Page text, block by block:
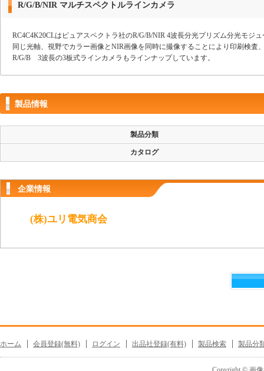
R/G/B/NIR マルチスペクトルラインカメラ
RC4C4K20CLはピュアスペクトラ社のR/G/B/NIR 4波長分光プリズム分光モジ
同じ光軸、視野でカラー画像とNIR画像を同時に撮像することにより印刷検査
R/G/B 3波長の3板式ラインカメラもラインナップしています。
製品情報
製品分類
カタログ
企業情報
(株)ユリ電気商会
ホーム 会員登録(無料) ログイン 出品社登録(有料) 製品検索 製品分